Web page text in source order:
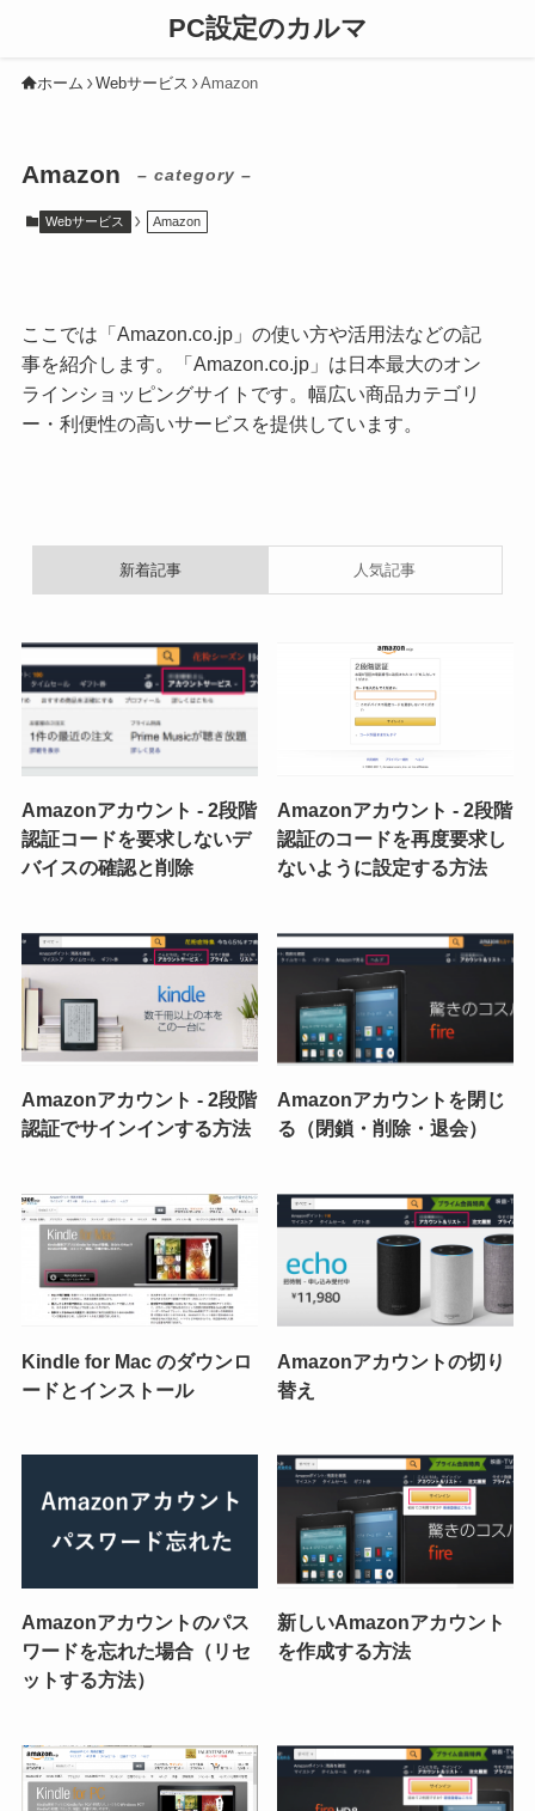
PC設定のカルマ
ホーム Webサービス Amazon
Amazon – category –
Webサービス Amazon
ここでは「Amazon.co.jp」の使い方や活用法などの記
事を紹介します。「Amazon.co.jp」は日本最大のオン
ラインショッピングサイトです。幅広い商品カテゴリ
ー・利便性の高いサービスを提供しています。
新着記事 人気記事
Amazonアカウント - 2段階
認証コードを要求しないデ
バイスの確認と削除
Amazonアカウント - 2段階
認証のコードを再度要求し
ないように設定する方法
Amazonアカウント - 2段階
認証でサインインする方法
Amazonアカウントを閉じ
る（閉鎖・削除・退会）
Kindle for Mac のダウンロ
ードとインストール
Amazonアカウントの切り
替え
Amazonアカウントのパス
ワードを忘れた場合（リセ
ットする方法）
新しいAmazonアカウント
を作成する方法